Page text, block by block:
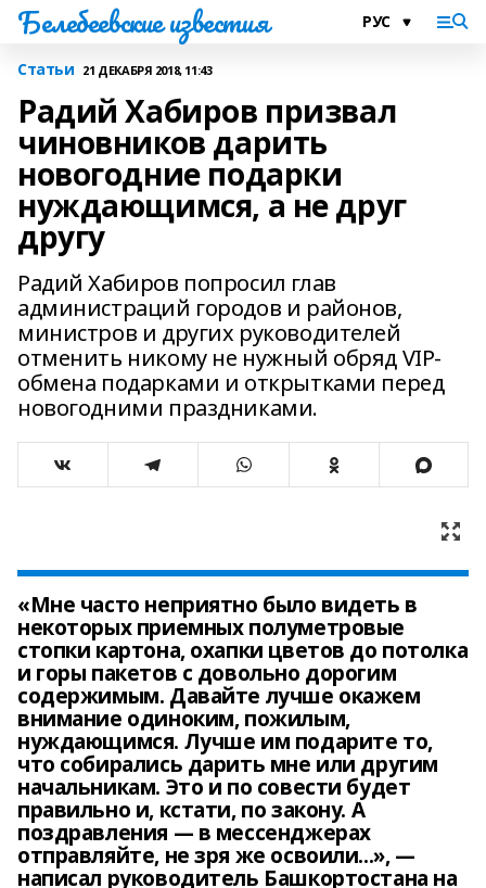
Белебеевские известия
Статьи 21 ДЕКАБРЯ 2018, 11:43
Радий Хабиров призвал
чиновников дарить
новогодние подарки
нуждающимся, а не друг
другу
Радий Хабиров попросил глав
администраций городов и районов,
министров и других руководителей
отменить никому не нужный обряд VIP-
обмена подарками и открытками перед
новогодними праздниками.
«Мне часто неприятно было видеть в
некоторых приемных полуметровые
стопки картона, охапки цветов до потолка
и горы пакетов с довольно дорогим
содержимым. Давайте лучше окажем
внимание одиноким, пожилым,
нуждающимся. Лучше им подарите то,
что собирались дарить мне или другим
начальникам. Это и по совести будет
правильно и, кстати, по закону. А
поздравления — в мессенджерах
отправляйте, не зря же освоили...», —
написал руководитель Башкортостана на